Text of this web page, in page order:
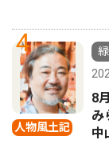
4
人物風土記
8
み
中